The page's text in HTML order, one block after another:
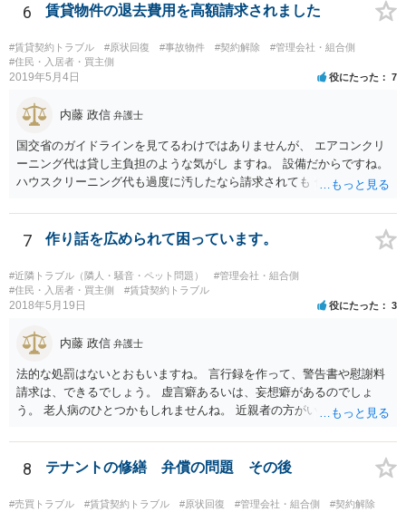
ことになります。
6 賃貸物件の退去費用を高額請求されました
#賃貸契約トラブル #原状回復 #事故物件 #契約解除
#管理会社・組合側
#住民・入居者・買主側
2019年5月4日 役にたった 7
内藤 政信 弁護士
国交省のガイドラインを見てるわけではありませんが、 エアコンクリ
ーニング代は貸し主負担のような気がし ますね。 設備だからですね。
ハウスクリーニング代も過度に汚したなら請求されても 仕方ないでし
の借主のための清掃だと思いますね。 ほっといて争ってみたらいいで
しょう。
7 作り話を広められて困っています。
#近隣トラブル（隣人・騒音・ペット問題）
#管理会社・組合側
#住民・入居者・買主側
#賃貸契約トラブル
2018年5月19日 役にたった 3
内藤 政信 弁護士
法的な処罰はないとおもいますね。 言行録を作って、警告書や慰謝料
請求は、できるでしょう。 虚言癖あるいは、妄想癖があるのでしょ
う。 老人病のひとつかもしれませんね。 近親者の方がいれば、話を通
8 テナントの修繕 弁償の問題 その後
#売買トラブル #賃貸契約トラブル #原状回復 #管理会社・組合側
#契約解除